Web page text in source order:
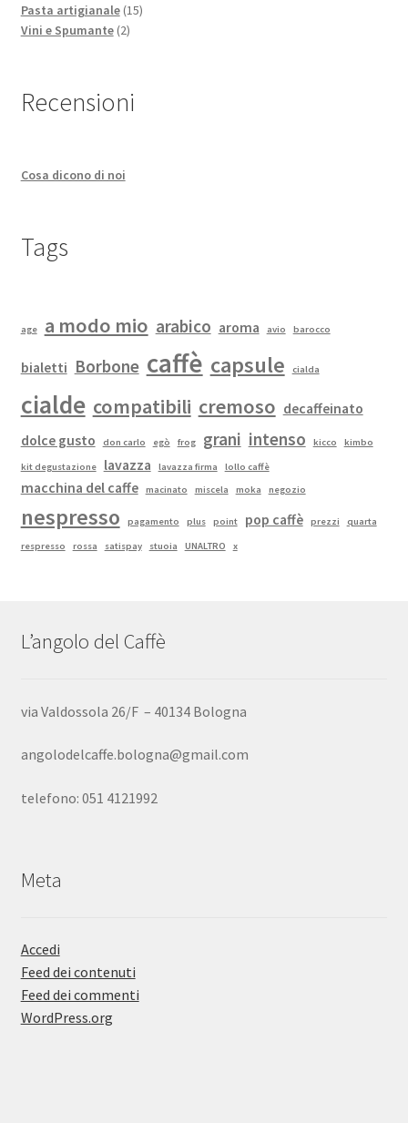
Pasta artigianale 1515
Vini e Spumante 22
Recensioni
Cosa dicono di noi
Tags
age a modo mio arabico aroma avio barocco
bialetti Borbone caffè capsule cialda
cialde compatibili cremoso decaffeinato
dolce gusto
don carlo egò frog grani intenso kicco kimbo
kit degustazione lavazza lavazza firma lollo caffè
macchina del caffe macinato miscela moka negozio
nespresso pagamento plus point pop caffè prezzi quarta
respresso rossa satispay stuoia UNALTRO x
L’angolo del Caffè
via Valdossola 26/F – 40134 Bologna
angolodelcaffe.bologna@gmail.com
telefono: 051 4121992
Meta
Accedi
Feed dei contenuti
Feed dei commenti
WordPress.org